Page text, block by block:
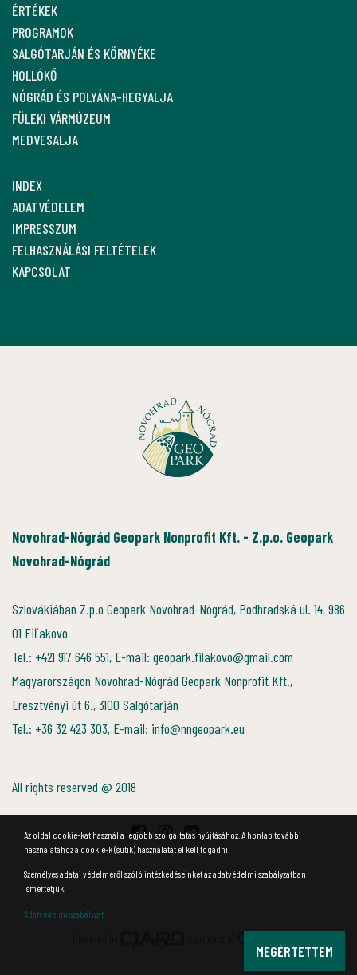
ÉRTÉKEK
PROGRAMOK
SALGÓTARJÁN ÉS KÖRNYÉKE
HOLLÓKŐ
NÓGRÁD ÉS POLYÁNA-HEGYALJA
FÜLEKI VÁRMÚZEUM
MEDVESALJA
INDEX
ADATVÉDELEM
IMPRESSZUM
FELHASZNÁLÁSI FELTÉTELEK
KAPCSOLAT
Novohrad-Nógrád Geopark Nonprofit Kft. - Z.p.o. Geopark
Novohrad-Nógrád
Szlovákiában Z.p.o Geopark Novohrad-Nógrád, Podhradská ul. 14, 986
01 Fiľakovo
Tel.: +421 917 646 551, E-mail: geopark.filakovo@gmail.com
Magyarországon Novohrad-Nógrád Geopark Nonprofit Kft.,
Eresztvényi út 6., 3100 Salgótarján
Tel.: +36 32 423 303, E-mail: info@nngeopark.eu
All rights reserved @ 2018
Az oldal cookie-kat használ a legjobb szolgáltatás nyújtásához. A honlap további
használatához a cookie-k (sütik) használatát el kell fogadni.
Személyes adatai védelméről szóló intézkedéseinket az adatvédelmi szabályzatban
ismertetjük.
Adatvédelmi szabályzat
MEGÉRTETTEM